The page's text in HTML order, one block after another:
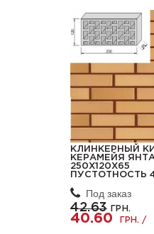
КЛИНКЕРНЫЙ
КЕРАМЕЙЯ
250Х120Х65
ПУСТОТНОСТЬ
Под заказ
42.63 ГРН.
40.60 ГРН. /